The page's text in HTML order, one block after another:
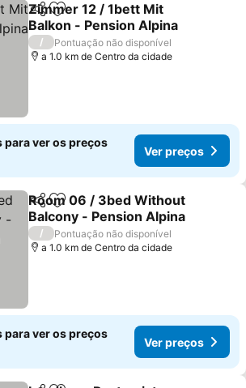
PartilharAdicionar aos favoritos
Zimmer 12 / 1bett Mit
Balkon - Pension Alpina
/
Pontuação não disponível
a 1.0 km de Centro da cidade
para ver os preços
Ver preços
PartilharAdicionar aos favoritos
Room 06 / 3bed Without
Balcony - Pension Alpina
/
Pontuação não disponível
a 1.0 km de Centro da cidade
para ver os preços
Ver preços